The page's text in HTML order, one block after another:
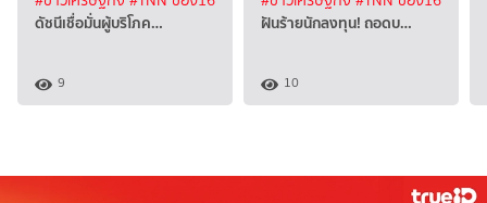
ดัชนีเชื่อมั่นผู้บริโภค…
9
ฝันร้ายนักลงทุน! ถอดบ…
10